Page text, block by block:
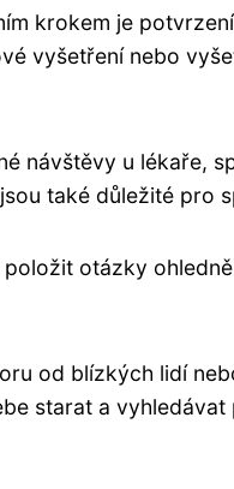
krokem je
vyšetření nebo
návštěvy u lékaře,
také důležité pro
otázky
od blízkých lidí
starat a